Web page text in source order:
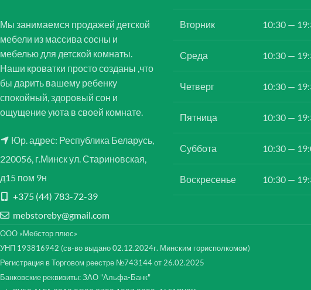
Мы занимаемся продажей детской
мебели из массива сосны и
мебелью для детской комнаты.
Наши кроватки просто созданы ,что
бы дарить вашему ребенку
спокойный, здоровый сон и
ощущение уюта в своей комнате.
Юр. адрес: Республика Беларусь,
220056, г.Минск ул. Стариновская,
д15 пом 9н
+375 (44) 783-72-39
mebstoreby@gmail.com
Вторник 10:30 —
Среда 10:30 —
Четверг 10:30 —
Пятница 10:30 —
Суббота 10:30 —
Воскресенье 10:30 —
ООО «Мебстор плюс»
УНП 193816942 (св-во выдано 02.12.2024г. Минским горисполкомом)
Регистрация в Торговом реестре №743144 от 26.02.2025
Банковские реквизиты: ЗАО "Альфа-Банк"